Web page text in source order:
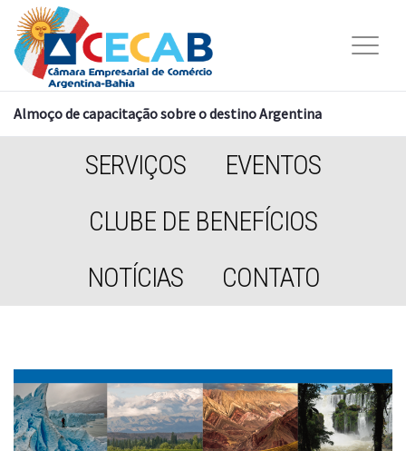
Almoço de capacitação sobre o destino Argentina
SERVIÇOS
EVENTOS
CLUBE DE BENEFÍCIOS
NOTÍCIAS
CONTATO